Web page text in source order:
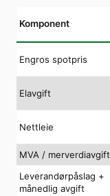
Komponent
Engros spotpris
Elavgift
Nettleie
MVA / merverdiavgift
Leverandørpåslag +
månedlig avgift